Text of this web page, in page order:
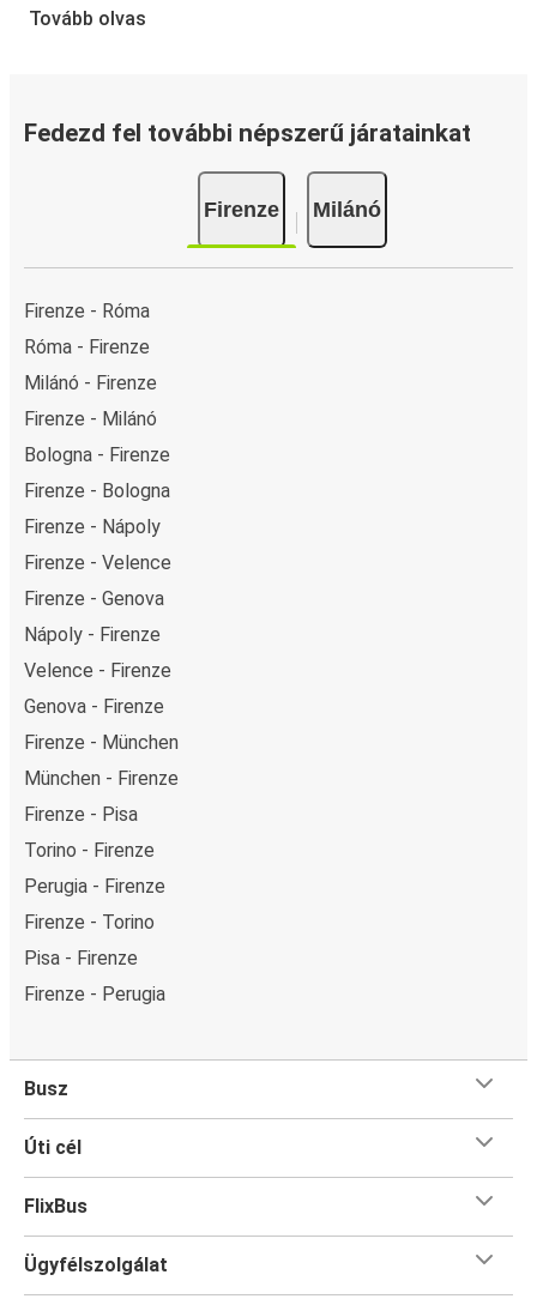
A jegyfoglalás a FlixBusnál hihetetlenül egyszerű: a
fizetési módok közül választhatsz, mint például
ponton készpénzzel fizess.
Tovább olvas
Fedezd fel további népszerű járatainkat
Firenze Milánó
Firenze - Róma
Róma - Firenze
Milánó - Firenze
Firenze - Milánó
Bologna - Firenze
Firenze - Bologna
Firenze - Nápoly
Firenze - Velence
Firenze - Genova
Nápoly - Firenze
Velence - Firenze
Genova - Firenze
Firenze - München
München - Firenze
Firenze - Pisa
Torino - Firenze
Perugia - Firenze
Firenze - Torino
Pisa - Firenze
Firenze - Perugia
Busz
Úti cél
FlixBus
Ügyfélszolgálat